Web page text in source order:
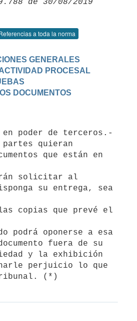
a toda la norma
GENERALES
PROCESAL
DOCUMENTOS
que están en
solicitar al
su entrega, sea
copias que prevé el
fuera de su
y la exhibición
perjuicio lo que